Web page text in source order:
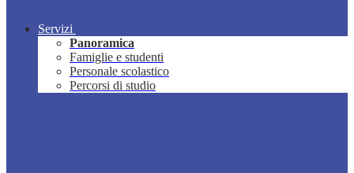
Servizi
Panoramica
Famiglie e studenti
Personale scolastico
Percorsi di studio